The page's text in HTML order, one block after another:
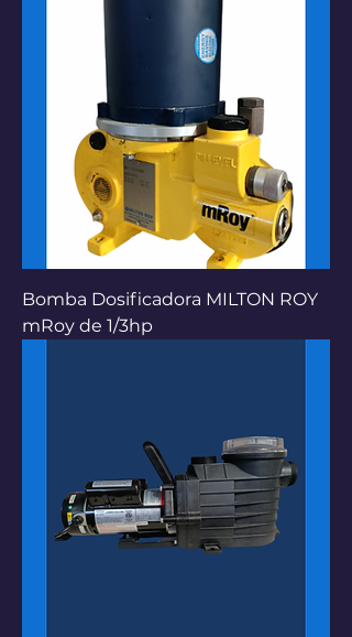
Bomba Dosificadora MILTON ROY
mRoy de 1/3hp